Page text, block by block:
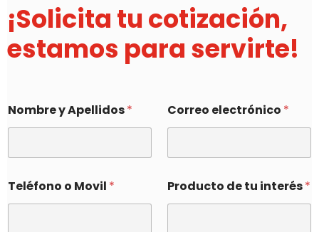
¡Solicita tu cotización,
estamos para servirte!
Nombre y Apellidos* Correo electrónico *
Teléfono o Movil * Producto de tu interés*